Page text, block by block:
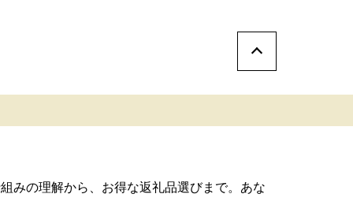
みの理解から、お得な返礼品選びまで。あな